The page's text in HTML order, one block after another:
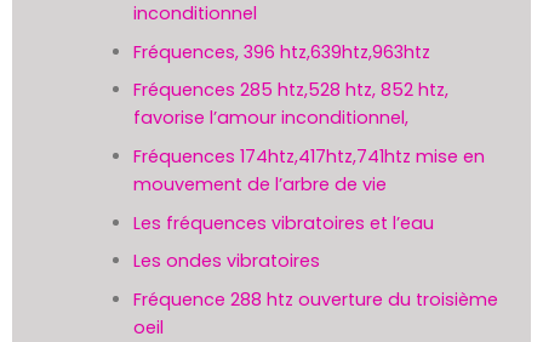
inconditionnel
Fréquences, 396 htz,639htz,963htz
Fréquences 285 htz,528 htz, 852 htz,
favorise l’amour inconditionnel,
Fréquences 174htz,417htz,741htz mise en
mouvement de l’arbre de vie
Les fréquences vibratoires et l’eau
Les ondes vibratoires
Fréquence 288 htz ouverture du troisième
oeil